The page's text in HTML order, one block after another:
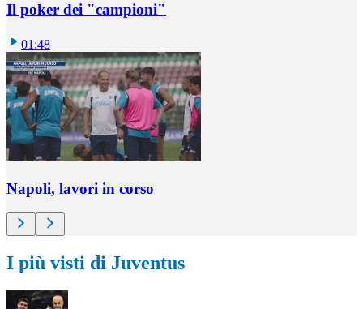
Il poker dei "campioni"
01:48
Napoli, lavori in corso
I più visti di Juventus